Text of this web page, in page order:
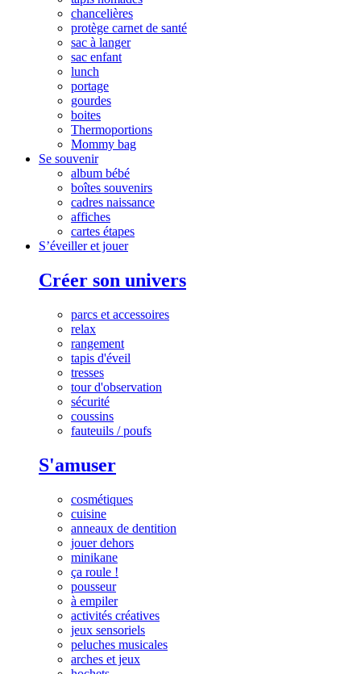
chancelières
protège carnet de santé
sac à langer
sac enfant
lunch
portage
gourdes
boites
Thermoportions
Mommy bag
Se souvenir
album bébé
boîtes souvenirs
cadres naissance
affiches
cartes étapes
S’éveiller et jouer
Créer son univers
parcs et accessoires
relax
rangement
tapis d'éveil
tresses
tour d'observation
sécurité
coussins
fauteuils / poufs
S'amuser
cosmétiques
cuisine
anneaux de dentition
jouer dehors
minikane
ça roule !
pousseur
à empiler
activités créatives
jeux sensoriels
peluches musicales
arches et jeux